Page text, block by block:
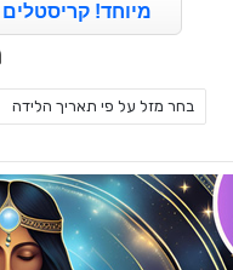
מיוחד!